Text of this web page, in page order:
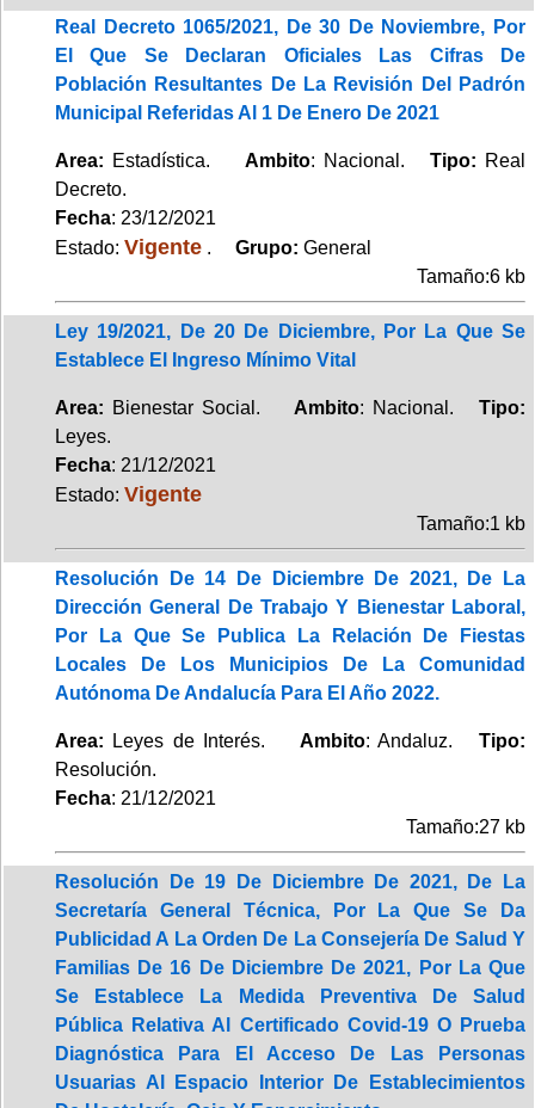
Real Decreto 1065/2021, De 30 De Noviembre, Por
El Que Se Declaran Oficiales Las Cifras De
Población Resultantes De La Revisión Del Padrón
Municipal Referidas Al 1 De Enero De 2021
Area: Estadística. Ambito: Nacional. Tipo: Real
Decreto.
Fecha: 23/12/2021
Estado: Vigente . Grupo: General
Tamaño:6 kb
Ley 19/2021, De 20 De Diciembre, Por La Que Se
Establece El Ingreso Mínimo Vital
Area: Bienestar Social. Ambito: Nacional. Tipo:
Leyes.
Fecha: 21/12/2021
Estado: Vigente
Tamaño:1 kb
Resolución De 14 De Diciembre De 2021, De La
Dirección General De Trabajo Y Bienestar Laboral,
Por La Que Se Publica La Relación De Fiestas
Locales De Los Municipios De La Comunidad
Autónoma De Andalucía Para El Año 2022.
Area: Leyes de Interés. Ambito: Andaluz.Tipo:
Resolución.
Fecha: 21/12/2021
Tamaño:27 kb
Resolución De 19 De Diciembre De 2021, De La
Secretaría General Técnica, Por La Que Se Da
Publicidad A La Orden De La Consejería De Salud Y
Familias De 16 De Diciembre De 2021, Por La Que
Se Establece La Medida Preventiva De Salud
Pública Relativa Al Certificado Covid-19 O Prueba
Diagnóstica Para El Acceso De Las Personas
Usuarias Al Espacio Interior De Establecimientos